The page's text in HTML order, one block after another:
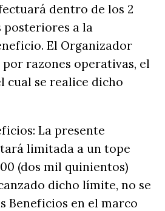
dentro de los 2
posteriores a la
El Organizador
razones operativas, el
cual se realice dicho
La presente
limitada a un tope
(dos mil quinientos)
dicho límite, no se
Beneficios en el marco